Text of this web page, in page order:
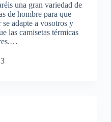
una gran variedad de
de hombre para que
adapte a vosotros y
las camisetas térmicas